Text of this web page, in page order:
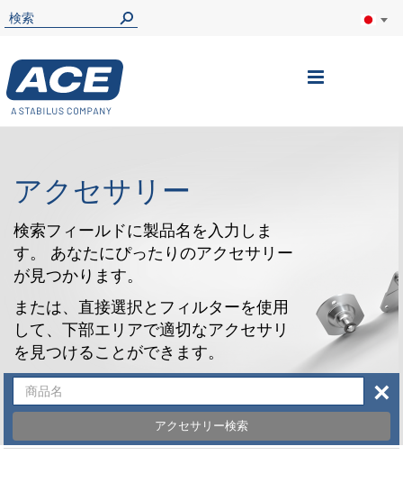
ナ
アクセサリー
検索フィールドに製品名を入力しま
す。 あなたにぴったりのアクセサリー
が見つかります。
または、直接選択とフィルターを使用
して、下部エリアで適切なアクセサリ
を見つけることができます。
アクセサリー検索
×